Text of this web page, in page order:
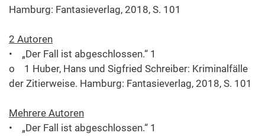
Hamburg: Fantasieverlag, 2018, S. 101
2 Autoren
• „Der Fall ist abgeschlossen.“ 1
o 1 Huber, Hans und Sigfried Schreiber: Kriminalfälle
der Zitierweise. Hamburg: Fantasieverlag, 2018, S. 101
Mehrere Autoren
• „Der Fall ist abgeschlossen.“ 1